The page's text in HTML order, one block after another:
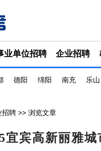
业单位招聘 企业招聘
德阳 绵阳 南充 乐山
招聘 >> 浏览文章
宜宾高新丽雅